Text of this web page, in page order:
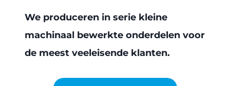
We produceren in serie kleine
machinaal bewerkte onderdelen voor
de meest veeleisende klanten.